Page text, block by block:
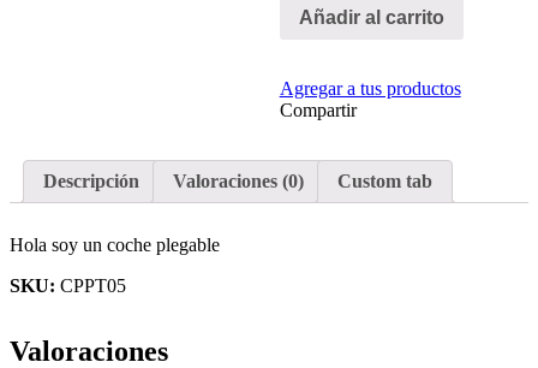
Añadir al carrito
Agregar a tus productos
Compartir
Descripción Valoraciones (0) Custom tab
Hola soy un coche plegable
SKU: CPPT05
Valoraciones